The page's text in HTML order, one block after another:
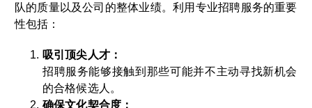
队的质量以及公司的整体业绩。利用专业招聘服务的重要
性包括：
吸引顶尖人才：
招聘服务能够接触到那些可能并不主动寻找新机会
的合格候选人。
确保文化契合度：